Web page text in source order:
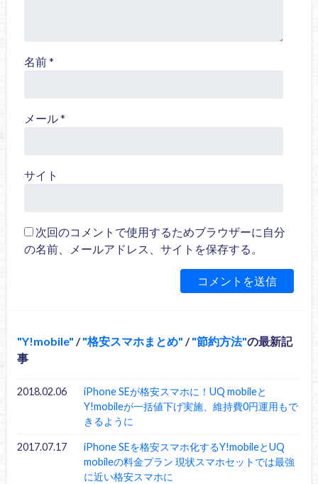
名前*
メール*
サイト
次回のコメントで使用するためブラウザーに自分
の名前、メールアドレス、サイトを保存する。
Y!mobile / 格安スマホまとめ / 節約方法 の最新記
事
2018.02.06
iPhone SEが格安スマホに！UQ mobileと
Y!mobileが一括値下げ実施、維持費0円運用もで
きるように
2017.07.17
iPhone SEを格安スマホ化するY!mobileとUQ
mobileの料金プラン 現状スマホセットでは最強
に近い格安スマホに